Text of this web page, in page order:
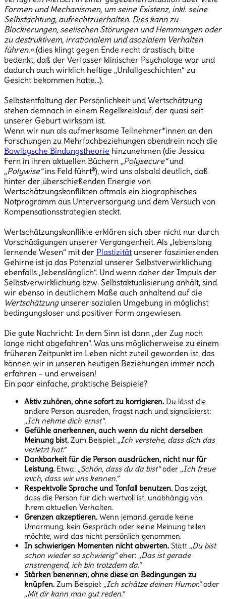
Formen und Mechanismen, um seine Existenz, inkl. seine
Selbstachtung, aufrechtzuerhalten. Dies kann zu
Blockierungen, seelischen Störungen und Hemmungen oder
zu destruktivem, irrationalem und asozialem Verhalten
führen.«(dies klingt gegen Ende recht drastisch, bitte
bedenkt, daß der Verfasser klinischer Psychologe war und
dadurch auch wirklich heftige „Unfallgeschichten“ zu
Gesicht bekommen hatte…).
Selbstentfaltung der Persönlichkeit und Wertschätzung
stehen demnach in einem Regelkreislauf, der quasi seit
unserer Geburt wirksam ist.
Wenn wir nun als aufmerksame Teilnehmer*innen an den
Forschungen zu Mehrfachbeziehungen obendrein noch die
Bowlbysche Bindungstheorie hinzunehmen (die Jessica
Fern in ihren aktuellen Büchern „Polysecure“und
„Polywise“ins Feld führt³), wird uns alsbald deutlich, daß
hinter der überschießenden Energie von
Wertschätzungskonflikten oftmals ein biographisches
Notprogramm aus Unterversorgung und dem Versuch von
Kompensationsstrategien steckt.
Wertschätzungskonflikte erklären sich aber nicht nur durch
Vorschädigungen unserer Vergangenheit. Als „lebenslang
lernende Wesen“ mit der Plastizität unserer faszinierenden
Gehirne ist ja das Potenzial unserer Selbstverwirklichung
ebenfalls „lebenslänglich“. Und wenn daher der Impuls der
Selbstverwirklichung bzw. Selbstaktualisierung anhält, sind
wir ebenso in deutlichem Maße auch anhaltend auf die
Wertschätzungunserer sozialen Umgebung in möglichst
bedingungsloser und positiver Form angewiesen.
Die gute Nachricht: In dem Sinn ist dann „der Zug noch
lange nicht abgefahren“. Was uns möglicherweise zu einem
früheren Zeitpunkt im Leben nicht zuteil geworden ist, das
können wir in unseren heutigen Beziehungen immer noch
erfahren – und erweisen!
Ein paar einfache, praktische Beispiele?
Aktiv zuhören, ohne sofort zu korrigieren. Du lässt die
andere Person ausreden, fragst nach und signalisierst:
„Ich nehme dich ernst“.
Gefühle anerkennen, auch wenn du nicht derselben
Meinung bist. Zum Beispiel: „Ich verstehe, dass dich das
verletzt hat.“
Dankbarkeit für die Person ausdrücken, nicht nur für
Leistung. Etwa: „Schön, dass du da bist“oder „Ich freue
mich, dass wir uns kennen.“
Respektvolle Sprache und Tonfall benutzen. Das zeigt,
dass die Person für dich wertvoll ist, unabhängig von
ihrem aktuellen Verhalten.
Grenzen akzeptieren. Wenn jemand gerade keine
Umarmung, kein Gespräch oder keine Meinung teilen
möchte, wird das nicht persönlich genommen.
In schwierigen Momenten nicht abwerten. Statt „Du bist
schon wieder so schwierig“eher: „Das ist gerade
anstrengend, ich bin trotzdem da.“
Stärken benennen, ohne diese an Bedingungen zu
knüpfen. Zum Beispiel: „Ich schätze deinen Humor.“oder
„Mit dir kann man gut reden.“